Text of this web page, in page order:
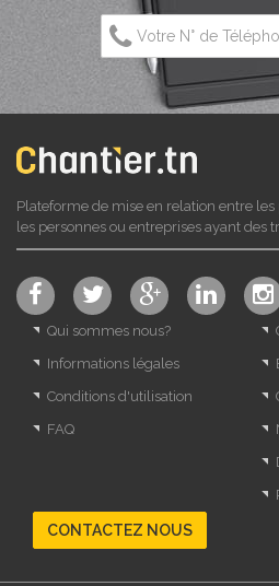
Plateforme de mise en relation entre
les personnes ou entreprises ayant des
Qui sommes nous?
Informations légales
Conditions d'utilisation
FAQ
CONTACTEZ NOUS